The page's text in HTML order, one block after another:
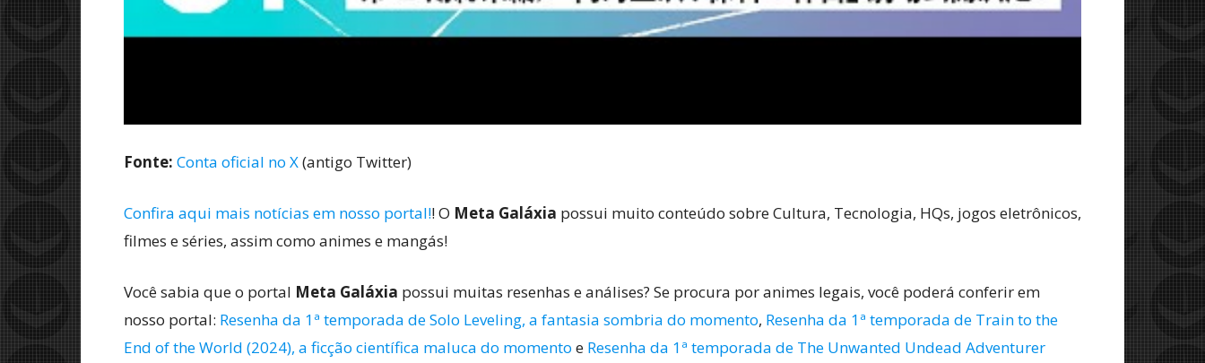
Fonte: Conta oficial no X(antigo Twitter)
Confira aqui mais notícias em nosso portal!! O Meta Galáxia possui muito conteúdo sobre Cultura, Tecnologia, HQs, jogos eletrônicos,
filmes e séries, assim como animes e mangás!
Você sabia que o portal Meta Galáxia possui muitas resenhas e análises? Se procura por animes legais, você poderá conferir em
nosso portal: Resenha da 1ª temporada de Solo Leveling, a fantasia sombria do momento, Resenha da 1ª temporada de Train to the
End of the World (2024), a ficção científica maluca do momento e Resenha da 1ª temporada de The Unwanted Undead Adventurer